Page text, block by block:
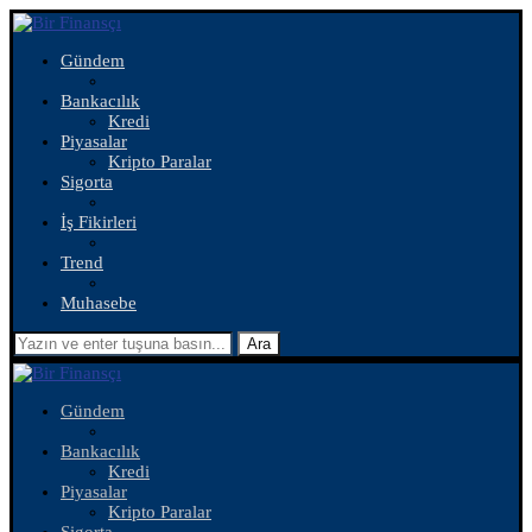
Gündem
Bankacılık
Kredi
Piyasalar
Kripto Paralar
Sigorta
İş Fikirleri
Trend
Muhasebe
Ara
Gündem
Bankacılık
Kredi
Piyasalar
Kripto Paralar